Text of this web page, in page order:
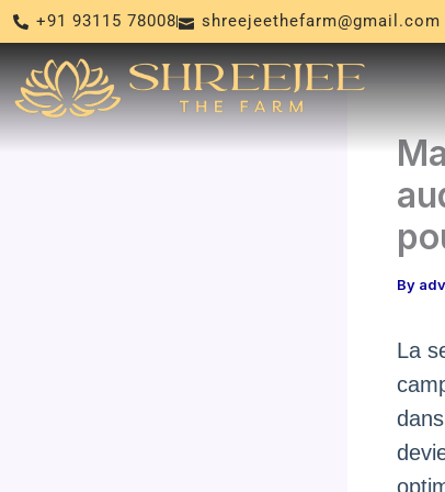
Skip
to
content
+91 93115 78008 shreejeethefarm@gmail.com
By
La